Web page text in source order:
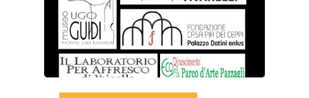
Fondazione
Presentazione
Organi direttivi
Opere
Presentazione
Pubblicazioni